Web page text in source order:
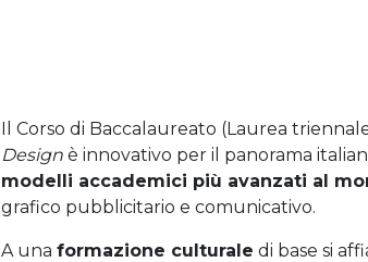
Il Corso di Baccalaureato (Laurea
Design è innovativo per il panorama
modelli accademici più avanzati al
grafico pubblicitario e comunicativo.
A unaformazione culturale di base si